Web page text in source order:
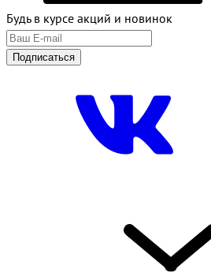
Будь в курсе акций и новинок
Подписаться